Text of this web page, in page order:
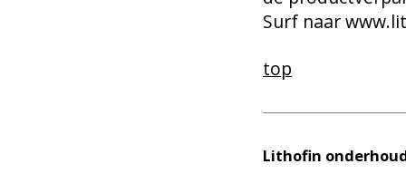
Surf naar
top
Lithofin